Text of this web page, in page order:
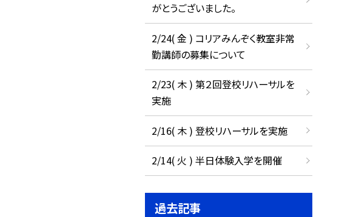
がとうございました。
2/24( 金 ) コリアみんぞく教室非常
勤講師の募集について
2/23( 木 ) 第２回登校リハーサルを
実施
2/16( 木 ) 登校リハーサルを実施
2/14( 火 ) 半日体験入学を開催
過去記事